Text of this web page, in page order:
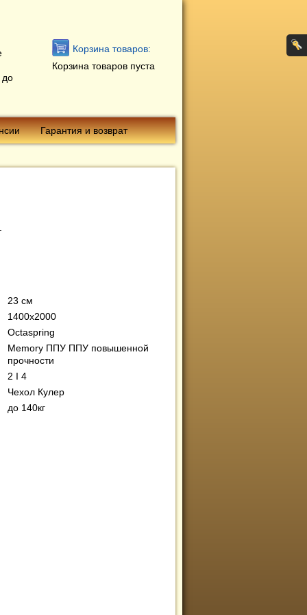
до
Корзина товаров:
Корзина товаров пуста
Гарантия и возврат
23 см
1400х2000
Octaspring
Memory ППУ ППУ повышенной
прочности
2 I 4
Чехол Кулер
до 140кг